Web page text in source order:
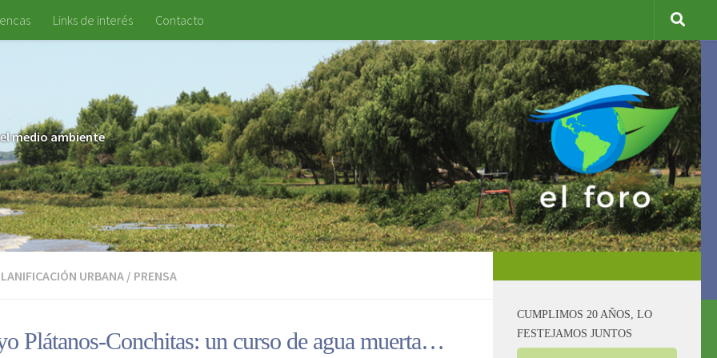
Links de interés Contacto
medio ambiente
URBANA/ PRENSA
Plátanos-Conchitas: un curso de agua muerta…
CUMPLIMOS 20 AÑOS, LO
FESTEJAMOS JUNTOS